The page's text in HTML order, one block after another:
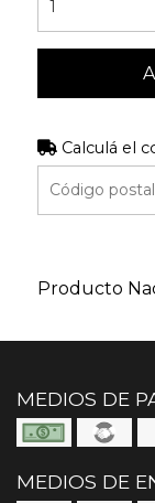
Calculá el
Producto
MEDIOS DE
MEDIOS DE